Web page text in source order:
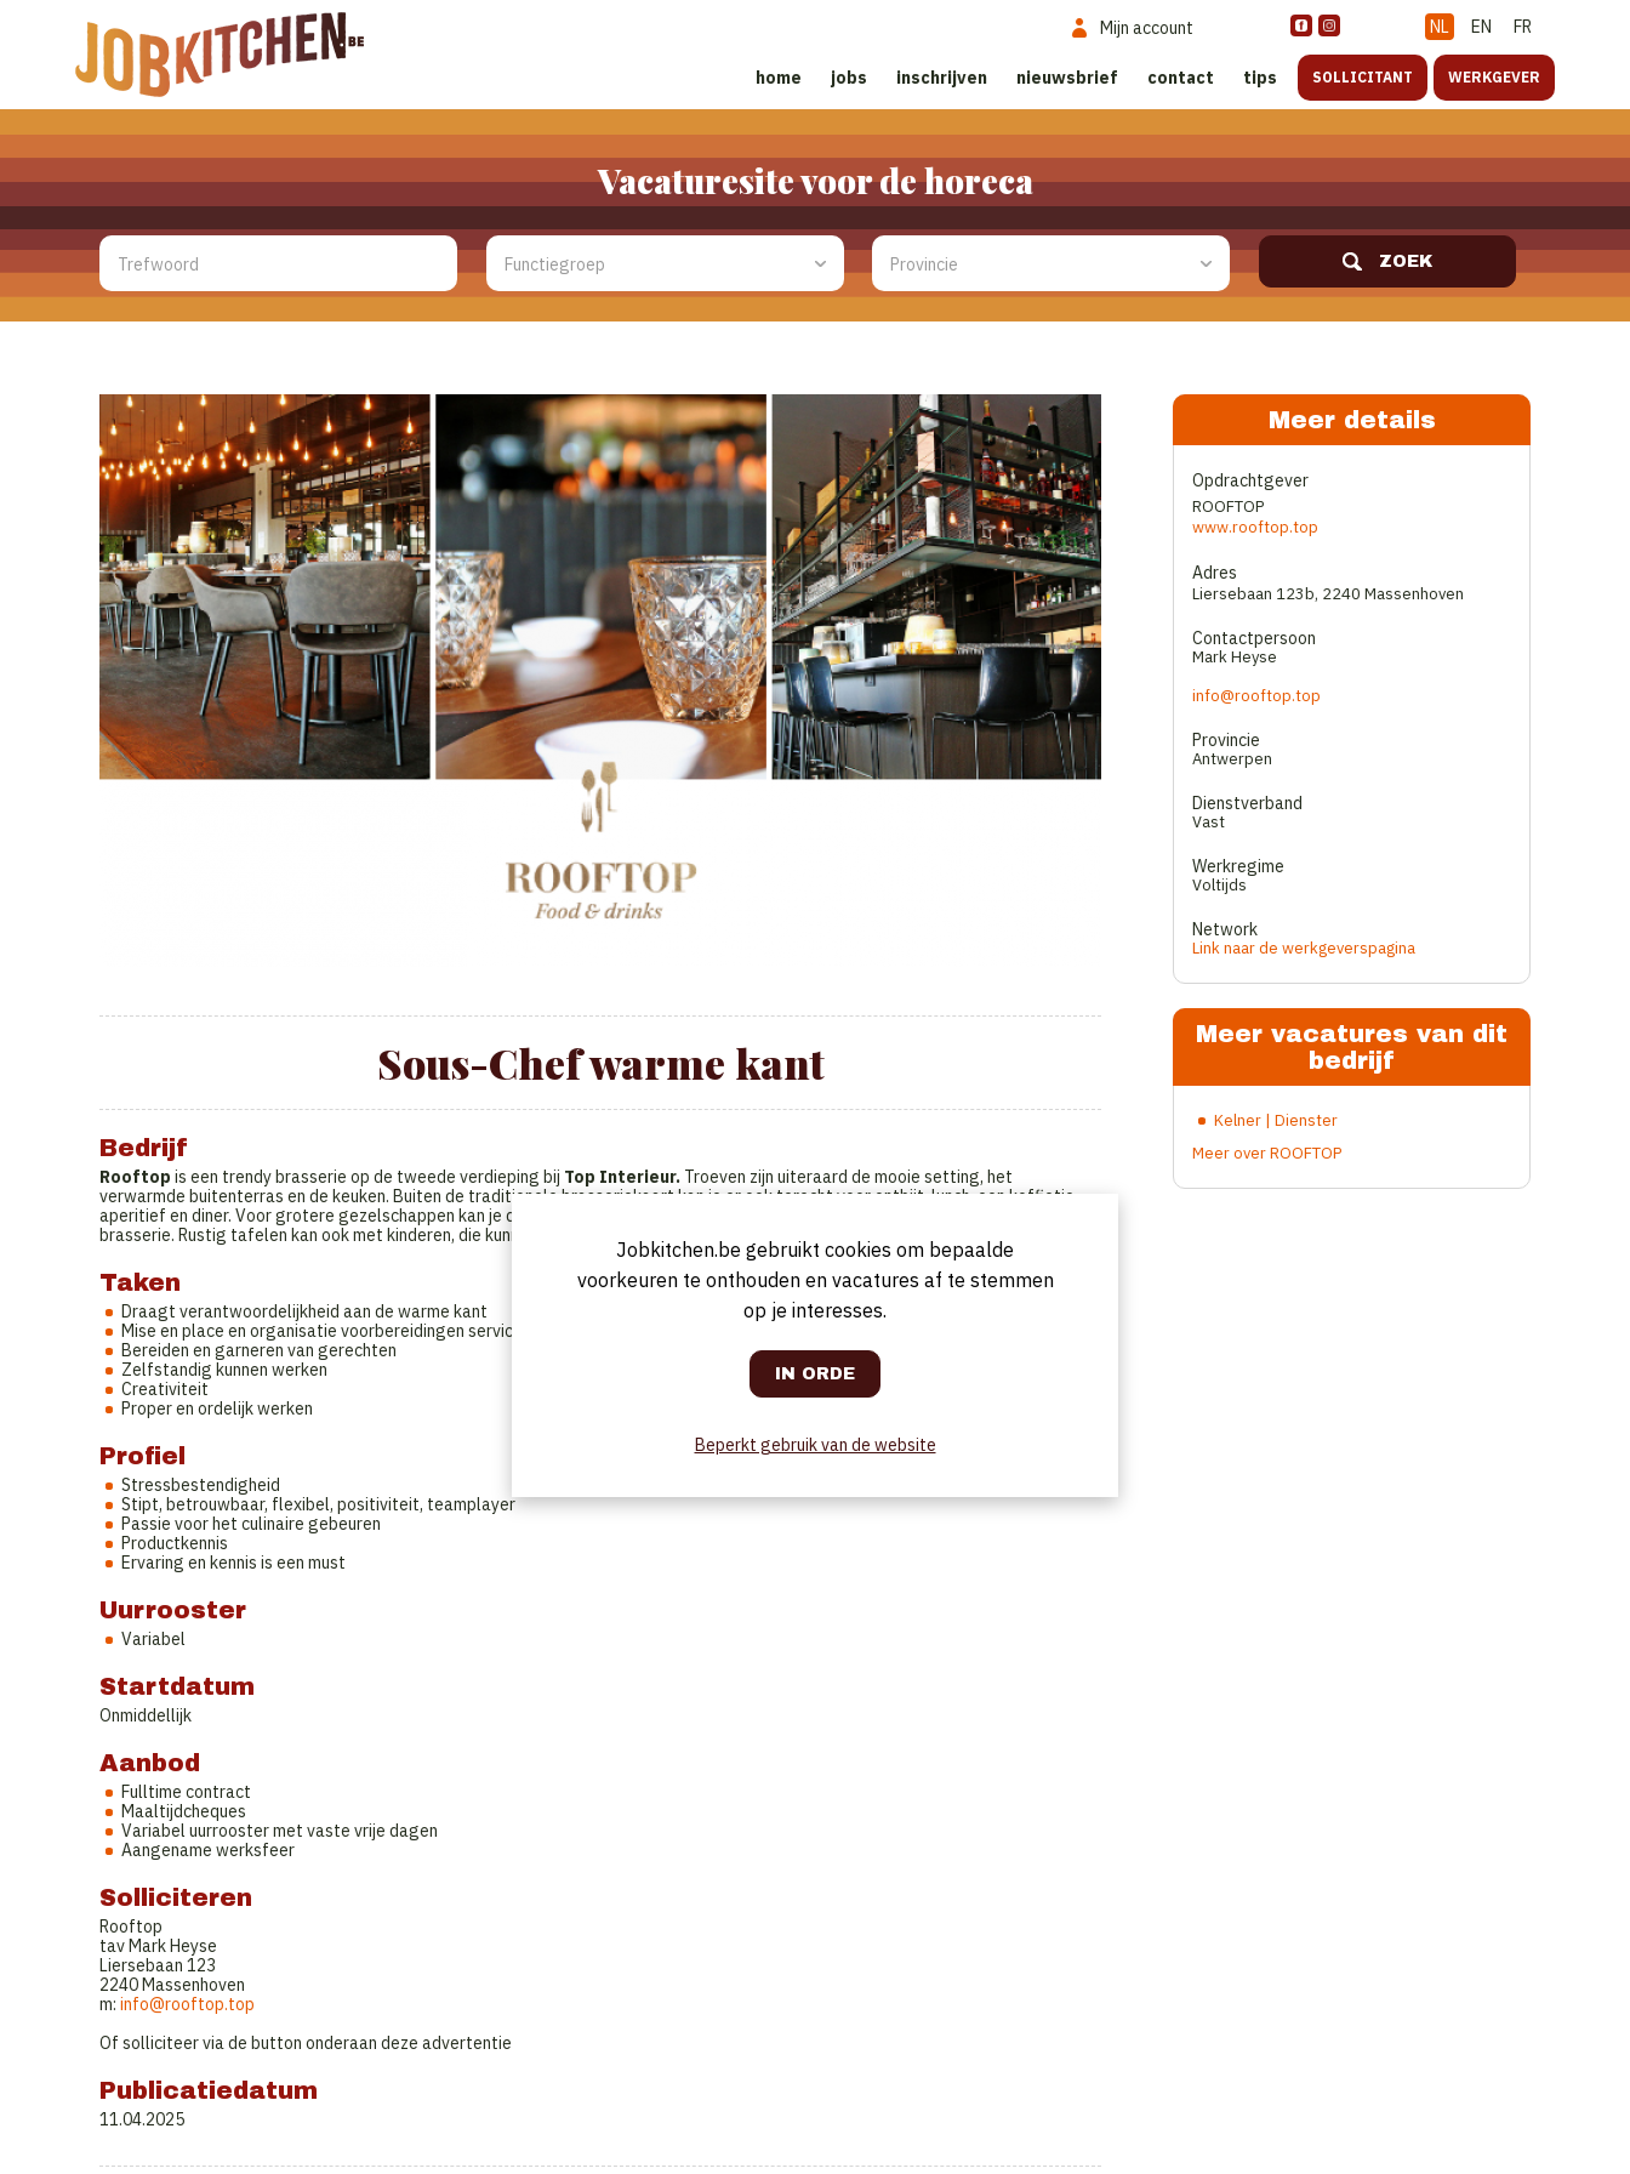
NL EN FR
Mijn account
home jobs inschrijven nieuwsbrief contact tips SOLLICITANT WERKGEVER
Vacaturesite voor de horeca
ZOEK
Sous-Chef warme kant
Bedrijf
Rooftop is een trendy brasserie op de tweede verdieping bij Top Interieur. Troeven zijn uiteraard de mooie setting, het
verwarmde buitenterras en de keuken. Buiten de traditionele brasseriekaart kan je er ook terecht voor ontbijt, lunch, een koffietje,
aperitief en diner. Voor grotere gezelschappen kan je de low-diningruimte reserveren. Een sfeervolle plek die aansluit bij de
brasserie. Rustig tafelen kan ook met kinderen, die kunnen zich na het eten uitleven in de kidscorner.
Taken
Draagt verantwoordelijkheid aan de warme kant
Mise en place en organisatie voorbereidingen service
Bereiden en garneren van gerechten
Zelfstandig kunnen werken
Creativiteit
Proper en ordelijk werken
Profiel
Stressbestendigheid
Stipt, betrouwbaar, flexibel, positiviteit, teamplayer
Passie voor het culinaire gebeuren
Productkennis
Ervaring en kennis is een must
Uurrooster
Variabel
Startdatum
Onmiddellijk
Aanbod
Fulltime contract
Maaltijdcheques
Variabel uurrooster met vaste vrije dagen
Aangename werksfeer
Solliciteren
Rooftop
tav Mark Heyse
Liersebaan 123
2240 Massenhoven
m: info@rooftop.top
Of solliciteer via de button onderaan deze advertentie
Publicatiedatum
11.04.2025
Meer details
Opdrachtgever
ROOFTOP
www.rooftop.top
Adres
Liersebaan 123b, 2240 Massenhoven
Contactpersoon
Mark Heyse
info@rooftop.top
Provincie
Antwerpen
Dienstverband
Vast
Werkregime
Voltijds
Network
Link naar de werkgeverspagina
Meer vacatures van dit
bedrijf
Kelner | Dienster
Meer over ROOFTOP
Jobkitchen.be gebruikt cookies om bepaalde
voorkeuren te onthouden en vacatures af te stemmen
op je interesses.
Beperkt gebruik van de website